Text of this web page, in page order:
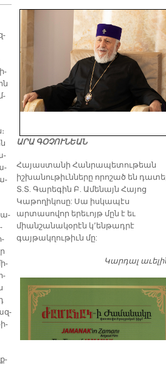
ԱՐԱ ԳՕՉՈՒՆԵԱՆ
​Հայաստանի Հանրապետութեան
իշխանութիւնները որոշած են
Տ.Տ. Գարեգին Բ. Ամենայն Հայոց
Կաթողիկոսը: Սա իսկապէս
արտասովոր երեւոյթ մըն է եւ
միանշանակօրէն կ՚ենթադրէ
գայթակղութիւն մը:
Կարդալ